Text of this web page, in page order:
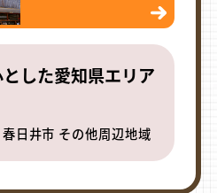
した愛知県エリア
日井市 その他周辺地域